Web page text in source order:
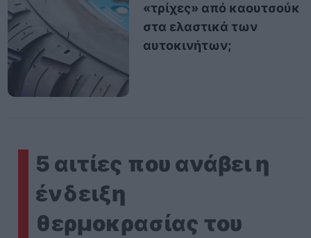
«τρίχες» από καουτσούκ
στα ελαστικά των
αυτοκινήτων;
5 αιτίες που ανάβει η
ένδειξη
θερμοκρασίας του